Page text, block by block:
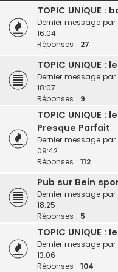
TOPIC UNIQUE :
Dernier message par
16:04
Réponses : 27
TOPIC UNIQUE
Dernier message par
18:07
Réponses : 9
TOPIC UNIQUE :
Presque Parfait
Dernier message par
09:42
Réponses : 112
Pub sur Bein
Dernier message par
18:25
Réponses : 5
TOPIC UNIQUE :
Dernier message par
13:06
Réponses : 104